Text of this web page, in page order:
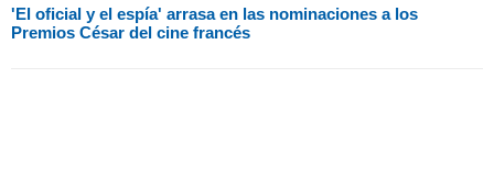
'El oficial y el espía' arrasa en las nominaciones a los
Premios César del cine francés